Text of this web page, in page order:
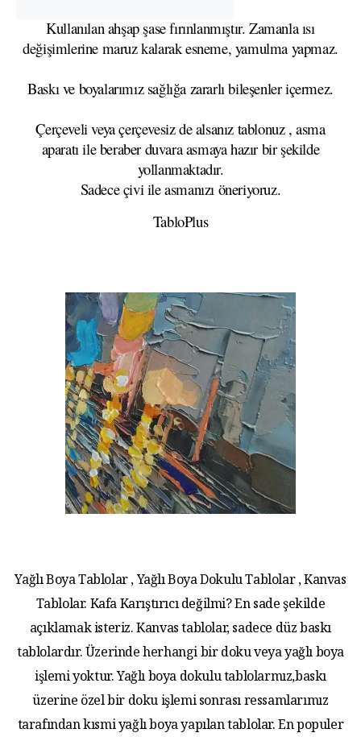
Kullanılan ahşap şase fırınlanmıştır. Zamanla ısı
değişimlerine maruz kalarak esneme, yamulma yapmaz.
Baskı ve boyalarımız sağlığa zararlı bileşenler içermez.
Çerçeveli veya çerçevesiz de alsanız tablonuz , asma
aparatı ile beraber duvara asmaya hazır bir şekilde
yollanmaktadır.
Sadece çivi ile asmanızı öneriyoruz.
TabloPlus
Yağlı Boya Tablolar , Yağlı Boya Dokulu Tablolar , Kanvas
Tablolar. Kafa Karıştırıcı değilmi? En sade şekilde
açıklamak isteriz. Kanvas tablolar, sadece düz baskı
tablolardır. Üzerinde herhangi bir doku veya yağlı boya
işlemi yoktur. Yağlı boya dokulu tablolarmız,baskı
üzerine özel bir doku işlemi sonrası ressamlarımız
tarafından kısmi yağlı boya yapılan tablolar. En populer